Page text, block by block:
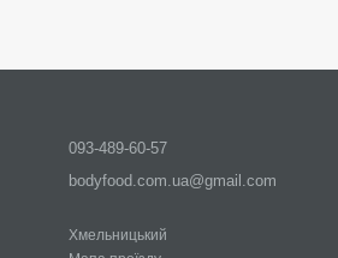
093-489-60-57
bodyfood.com.ua@gmail.com
Хмельницький